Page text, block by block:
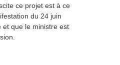
ce projet est à ce
du 24 juin
et que le ministre est